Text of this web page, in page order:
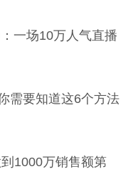
一场10万人气直播
需要知道这6个方法
1000万销售额第